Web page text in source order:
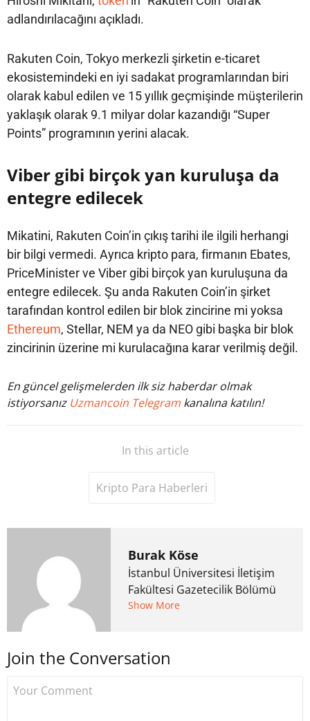
adlandırılacağını açıkladı.
Rakuten Coin, Tokyo merkezli şirketin e-ticaret
ekosistemindeki en iyi sadakat programlarından biri
olarak kabul edilen ve 15 yıllık geçmişinde müşterilerin
yaklaşık olarak 9.1 milyar dolar kazandığı “Super
Points” programının yerini alacak.
Viber gibi birçok yan kuruluşa da
entegre edilecek
Mikatini, Rakuten Coin’in çıkış tarihi ile ilgili herhangi
bir bilgi vermedi. Ayrıca kripto para, firmanın Ebates,
PriceMinister ve Viber gibi birçok yan kuruluşuna da
entegre edilecek. Şu anda Rakuten Coin’in şirket
tarafından kontrol edilen bir blok zincirine mi yoksa
Ethereum, Stellar, NEM ya da NEO gibi başka bir blok
zincirinin üzerine mi kurulacağına karar verilmiş değil.
En güncel gelişmelerden ilk siz haberdar olmak
istiyorsanız Uzmancoin Telegram kanalına katılın!
In this article
Kripto Para Haberleri
Burak Köse
İstanbul Üniversitesi İletişim
Fakültesi Gazetecilik Bölümü
mezunu. 6 yıl ana akım
kurdu. 2017'nin Mayıs ayından
Show More
Join the Conversation